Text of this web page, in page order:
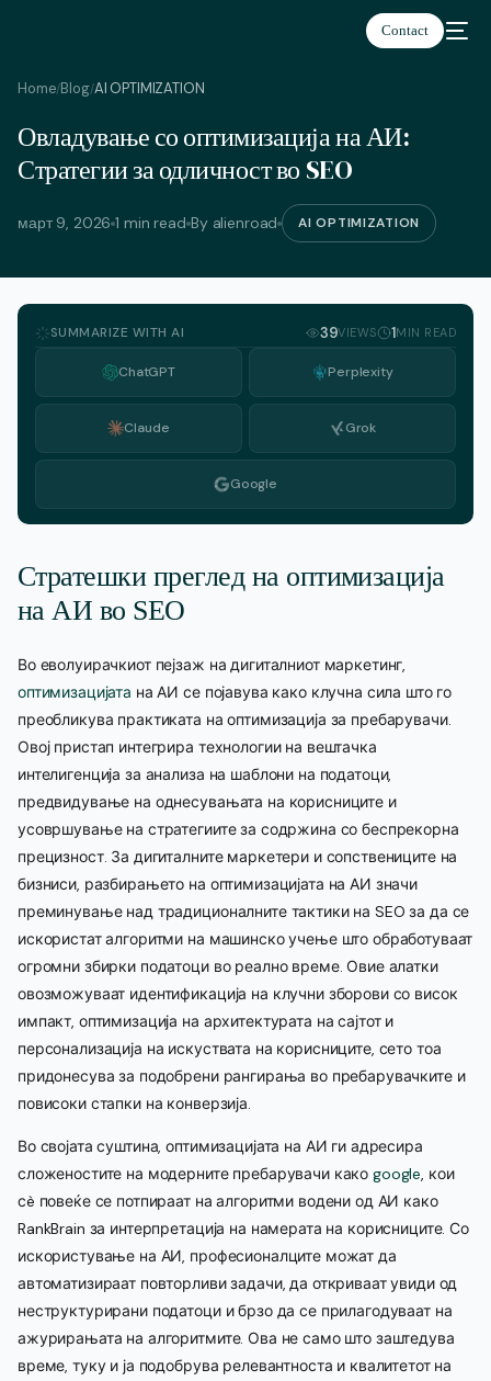
Contact
Home/Blog/AI OPTIMIZATION
Овладување со оптимизација на АИ:
Стратегии за одличност во SEO
март 9, 2026 1 min read By alienroad AI OPTIMIZATION
SUMMARIZE WITH AI 39VIEWS 1MIN READ
ChatGPT Perplexity
Claude Grok
Google
Стратешки преглед на оптимизација
на АИ во SEO
Во еволуирачкиот пејзаж на дигиталниот маркетинг,
оптимизацијата на АИ се појавува како клучна сила што го
преобликува практиката на оптимизација за пребарувачи.
Овој пристап интегрира технологии на вештачка
интелигенција за анализа на шаблони на податоци,
предвидување на однесувањата на корисниците и
усовршување на стратегиите за содржина со беспрекорна
прецизност. За дигиталните маркетери и сопствениците на
бизниси, разбирањето на оптимизацијата на АИ значи
преминување над традиционалните тактики на SEO за да се
искористат алгоритми на машинско учење што обработуваат
огромни збирки податоци во реално време. Овие алатки
овозможуваат идентификација на клучни зборови со висок
импакт, оптимизација на архитектурата на сајтот и
персонализација на искуствата на корисниците, сето тоа
придонесува за подобрени рангирања во пребарувачките и
повисоки стапки на конверзија.
Во својата суштина, оптимизацијата на АИ ги адресира
сложеностите на модерните пребарувачи како google , кои
сè повеќе се потпираат на алгоритми водени од АИ како
RankBrain за интерпретација на намерата на корисниците. Со
искористување на АИ, професионалците можат да
автоматизираат повторливи задачи, да откриваат увиди од
неструктурирани податоци и брзо да се прилагодуваат на
ажурирањата на алгоритмите. Ова не само што заштедува
време, туку и ја подобрува релевантноста и квалитетот на
македонски